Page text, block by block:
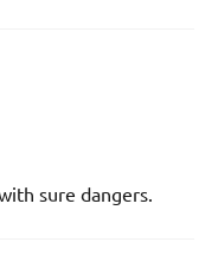
sure dangers.